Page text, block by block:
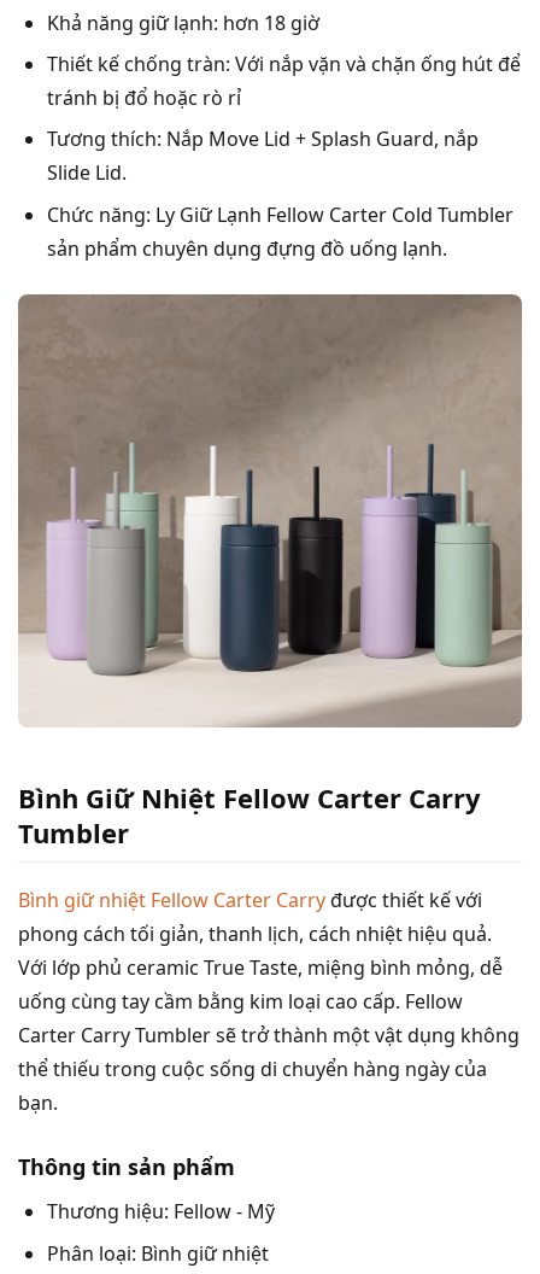
Khả năng giữ lạnh: hơn 18 giờ
Thiết kế chống tràn: Với nắp vặn và chặn ống hút để
tránh bị đổ hoặc rò rỉ
Tương thích: Nắp Move Lid + Splash Guard, nắp
Slide Lid.
Chức năng: Ly Giữ Lạnh Fellow Carter Cold Tumbler
sản phẩm chuyên dụng đựng đồ uống lạnh.
Bình Giữ Nhiệt Fellow Carter Carry
Tumbler
Bình giữ nhiệt Fellow Carter Carryđược thiết kế với
phong cách tối giản, thanh lịch, cách nhiệt hiệu quả.
Với lớp phủ ceramic True Taste, miệng bình mỏng, dễ
uống cùng tay cầm bằng kim loại cao cấp. Fellow
Carter Carry Tumbler sẽ trở thành một vật dụng không
thể thiếu trong cuộc sống di chuyển hàng ngày của
bạn.
Thông tin sản phẩm
Thương hiệu: Fellow - Mỹ
Phân loại: Bình giữ nhiệt